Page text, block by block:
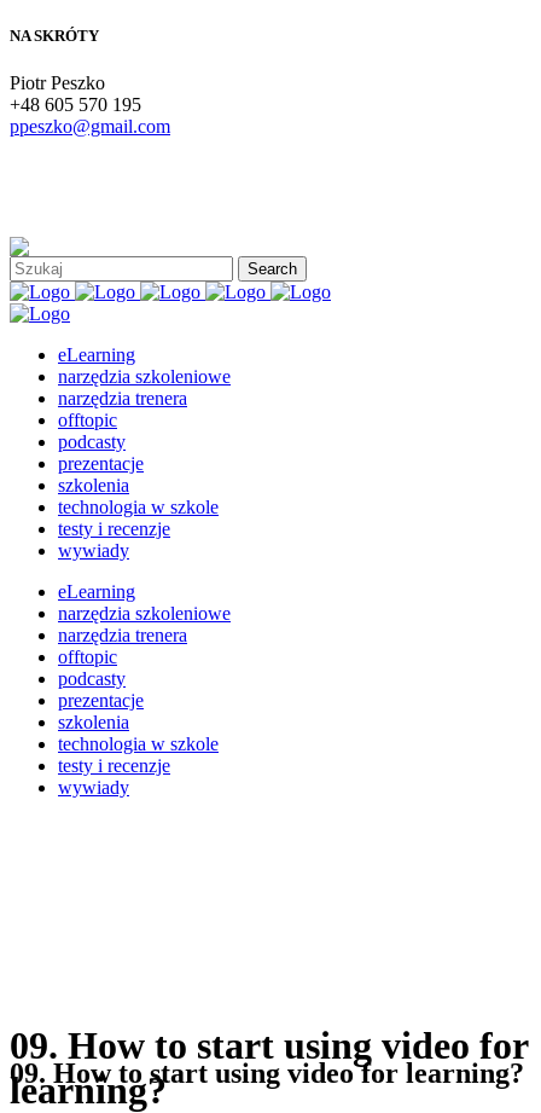
NA SKRÓTY
Piotr Peszko
+48 605 570 195
ppeszko@gmail.com
eLearning
narzędzia szkoleniowe
narzędzia trenera
offtopic
podcasty
prezentacje
szkolenia
technologia w szkole
testy i recenzje
wywiady
eLearning
narzędzia szkoleniowe
narzędzia trenera
offtopic
podcasty
prezentacje
szkolenia
technologia w szkole
testy i recenzje
wywiady
09. How to start using video for
learning?
09. How to start using video for learning?